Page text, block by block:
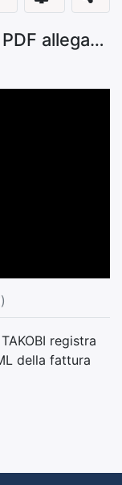
Visualizzare documento PDF allegato a file XML
)
registra
della fattura